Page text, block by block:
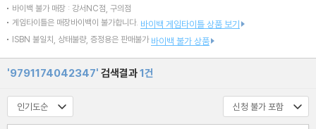
바이백 불가 매장 : 강서NC점, 구의점
게임타이틀은 매장바이백이 불가합니다. 바이백 게임타이틀 상품 보기
ISBN 불일치, 상태불량, 증정용은 판매불가 바이백 불가 상품
'9791174042347' 검색결과1건